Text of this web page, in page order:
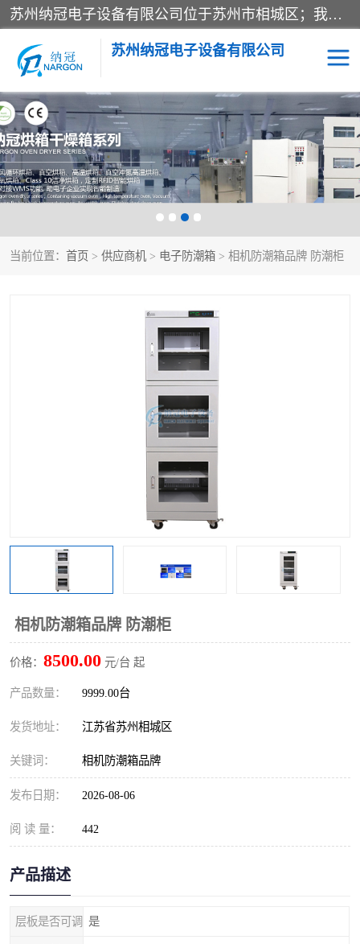
苏州纳冠电子设备有限公司位于苏州市相城区；我司依托国外先进技术结合国内用户的需求，为客户提供具有WMS功能的超低湿快速除湿电子防潮，压缩空气连续干燥柜、智能物料管理氮气储物柜、自制氮氮气柜、防潮氮气组合柜、不锈钢洁净氮气柜、洁净储物柜、石墨舟柜、亮灯导引丝网板存储柜、PCB柔性板气密干燥柜等
苏州纳冠电子设备有限公司
当前位置： 首页 > 供应商机 > 电子防潮箱 > 相机防潮箱品牌 防潮柜
相机防潮箱品牌 防潮柜
价格： 8500.00 元/台 起
产品数量： 9999.00台
发货地址： 江苏省苏州相城区
关键词： 相机防潮箱品牌
发布日期： 2026-08-06
阅 读 量： 442
产品描述
层板是否可调 是
电子防潮箱 氮气柜
智能料架 干燥箱